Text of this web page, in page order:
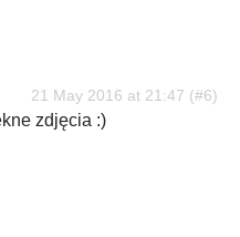
21 May 2016 at 21:47
zdjęcia :)